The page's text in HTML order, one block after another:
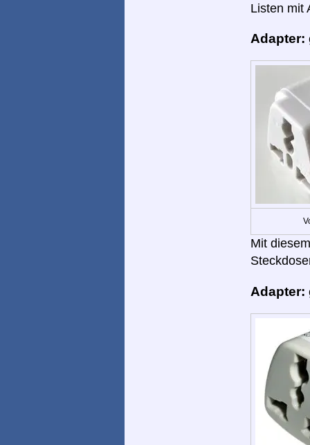
Listen mit
Adapter:
Mit
Adapter: